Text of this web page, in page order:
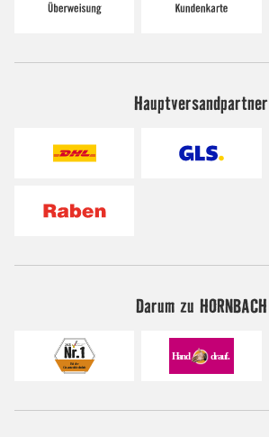
Hauptversandpartner
Darum zu HORNBACH